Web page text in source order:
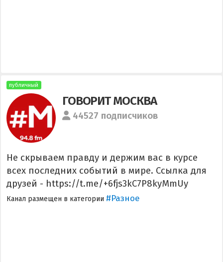
публичный
ГОВОРИТ МОСКВА
44527 подписчиков
Не скрываем правду и держим вас в курсе
всех последних событий в мире. Ссылка для
друзей - https://t.me/+6fjs3kC7P8kyMmUy
Канал размещен в категории #Разное